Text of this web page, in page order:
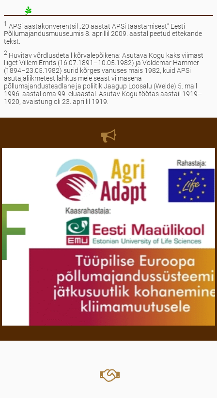
1 APSi aastakonverentsil „20 aastat APSi taastamisest” Eesti
Põllumajandusmuuseumis 8. aprillil 2009. aastal peetud ettekande
tekst.
2 Huvitav võrdlusdetail kõrvalepõikena: Asutava Kogu kaks viimast
liiget Villem Ernits (16.07.1891–10.05.1982) ja Voldemar Hammer
(1894–23.05.1982) surid kõrges vanuses mais 1982, kuid APSi
asutajaliikmetest lahkus meie seast viimasena
põllumajandusteadlane ja poliitik Jaagup Loosalu (Weide) 5. mail
1996. aastal oma 99. eluaastal. Asutav Kogu töötas aastail 1919–
1920, avaistung oli 23. aprillil 1919.